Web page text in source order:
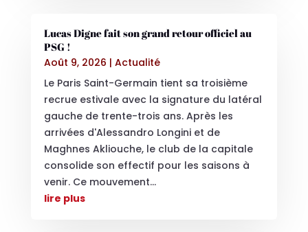
Lucas Digne fait son grand retour officiel au
PSG !
Août 9, 2026 | Actualité
Le Paris Saint-Germain tient sa troisième
recrue estivale avec la signature du latéral
gauche de trente-trois ans. Après les
arrivées d'Alessandro Longini et de
Maghnes Akliouche, le club de la capitale
consolide son effectif pour les saisons à
venir. Ce mouvement...
lire plus